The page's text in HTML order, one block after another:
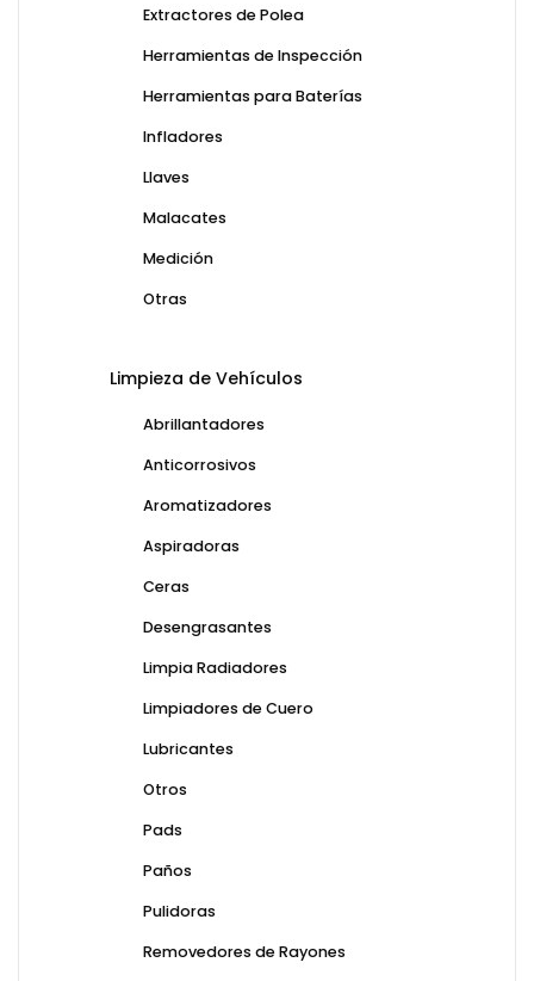
Extractores de Polea
Herramientas de Inspección
Herramientas para Baterías
Infladores
Llaves
Malacates
Medición
Otras
Limpieza de Vehículos
Abrillantadores
Anticorrosivos
Aromatizadores
Aspiradoras
Ceras
Desengrasantes
Limpia Radiadores
Limpiadores de Cuero
Lubricantes
Otros
Pads
Paños
Pulidoras
Removedores de Rayones